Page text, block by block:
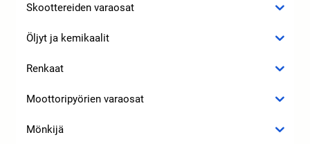
Skoottereiden varaosat
Öljyt ja kemikaalit
Renkaat
Moottoripyörien varaosat
Mönkijä